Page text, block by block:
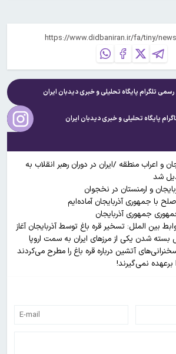
رسمی تلگرام پایگاه تحلیلی و خبریدیدبان ایران
پایگاه تحلیلی و خبریدیدبان ایران
و اعراب منطقه /ایران در دوران رهبر ‌انقلاب به
شد
و ارمنستان در نخجوان
با جمهوری آذربایجان آماده‌ایم
جمهوری آذربایجان
بین الملل: تسخیر قره باغ توسط آذربایجان آغاز
شدن یکی از مرزهای ایران به سمت اروپا
آتشین درباره قره باغ را مطرح می‌کردند
برعهده نمی‌گیرند!